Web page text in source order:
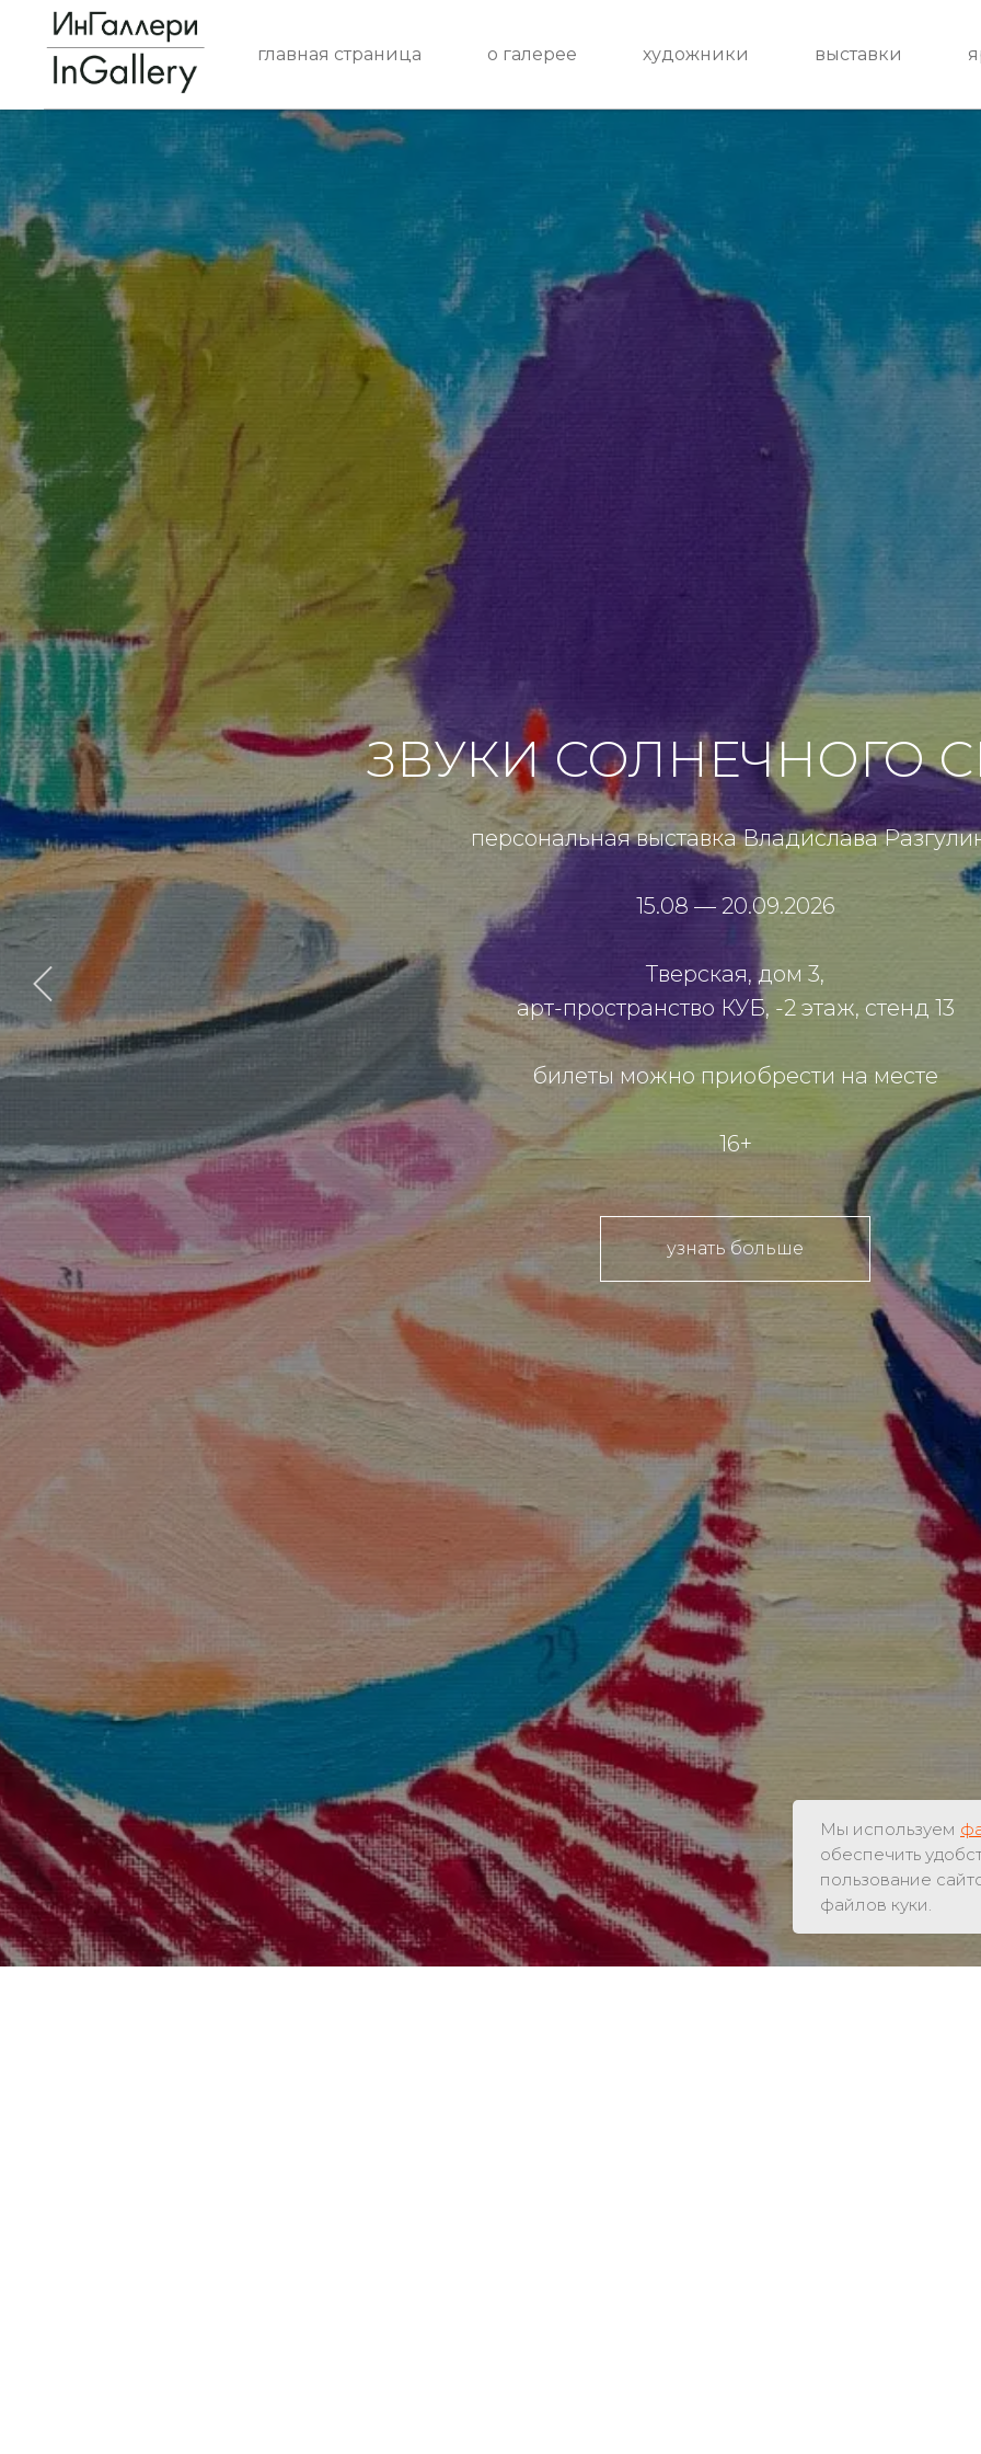
главная страница о галерее художники выставки
СВОБОДНЫЙ
персональная выставка Юлии Лучкиной
11.07 — 09.08.2026
Тверская, дом 3,
арт-пространство КУБ, -2 этаж, стенд 13
билеты можно приобрести на месте
16+
узнать больше
Мы используем
обеспечить
пользование
файлов куки.